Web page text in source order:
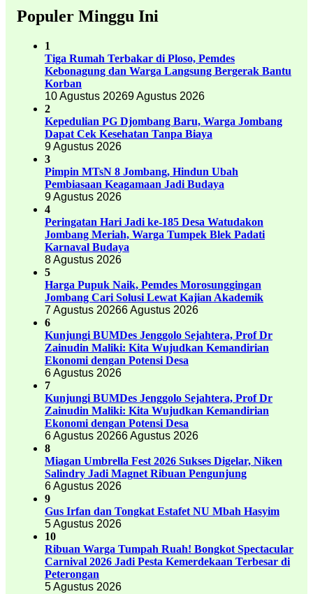
Populer Minggu Ini
1
Tiga Rumah Terbakar di Ploso, Pemdes
Kebonagung dan Warga Langsung Bergerak Bantu
Korban
10 Agustus 20269 Agustus 2026
2
Kepedulian PG Djombang Baru, Warga Jombang
Dapat Cek Kesehatan Tanpa Biaya
9 Agustus 2026
3
Pimpin MTsN 8 Jombang, Hindun Ubah
Pembiasaan Keagamaan Jadi Budaya
9 Agustus 2026
4
Peringatan Hari Jadi ke-185 Desa Watudakon
Jombang Meriah, Warga Tumpek Blek Padati
Karnaval Budaya
8 Agustus 2026
5
Harga Pupuk Naik, Pemdes Morosunggingan
Jombang Cari Solusi Lewat Kajian Akademik
7 Agustus 20266 Agustus 2026
6
Kunjungi BUMDes Jenggolo Sejahtera, Prof Dr
Zainudin Maliki: Kita Wujudkan Kemandirian
Ekonomi dengan Potensi Desa
6 Agustus 2026
7
Kunjungi BUMDes Jenggolo Sejahtera, Prof Dr
Zainudin Maliki: Kita Wujudkan Kemandirian
Ekonomi dengan Potensi Desa
6 Agustus 20266 Agustus 2026
8
Miagan Umbrella Fest 2026 Sukses Digelar, Niken
Salindry Jadi Magnet Ribuan Pengunjung
6 Agustus 2026
9
Gus Irfan dan Tongkat Estafet NU Mbah Hasyim
5 Agustus 2026
10
Ribuan Warga Tumpah Ruah! Bongkot Spectacular
Carnival 2026 Jadi Pesta Kemerdekaan Terbesar di
Peterongan
5 Agustus 2026